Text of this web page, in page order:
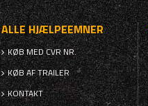
ALLE HJÆLPEEMNER
KØB MED CVR NR.
KØB AF TRAILER
KONTAKT